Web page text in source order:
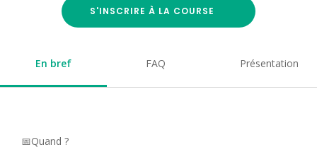
S'INSCRIRE À LA COURSE
En bref FAQ Présentation
📅Quand ?